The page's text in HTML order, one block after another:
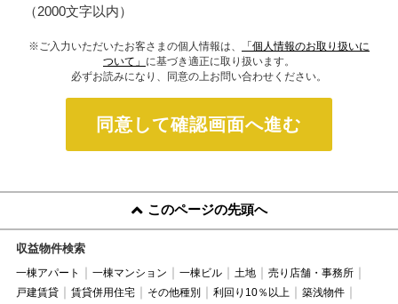
（2000文字以内）
※ご入力いただいたお客さまの個人情報は、
「個人情報のお取り扱いに
ついて」 に基づき適正に取り扱います。
必ずお読みになり、同意の上お問い合わせください。
同意して確認画面へ進む
このページの先頭へ
収益物件検索
一棟アパート 一棟マンション 一棟ビル 土地
売り店舗・事務所
戸建賃貸
賃貸併用住宅 その他種別 利回り10％以上
築浅物件